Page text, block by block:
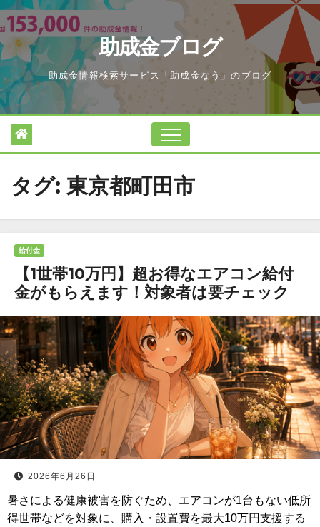
Skip
to
content
助成金ブログ
助成金情報検索サービス「助成金なう」のブログ
タグ: 東京都町田市
給付金
【1世帯10万円】超お得なエアコン給付
金がもらえます！対象者は要チェック
2026年6月26日
暑さによる健康被害を防ぐため、エアコンが1台もない低所
得世帯などを対象に、購入・設置費を最大10万円支援する